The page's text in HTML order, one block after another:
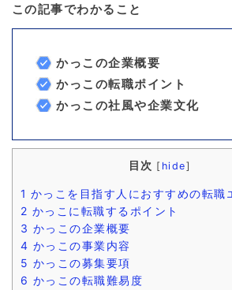
この記事でわかること
かっこの企業概要
かっこの転職ポイント
かっこの社風や企業文化
目次 [ hide]
1 かっこを目指す人におすすめの転職
2 かっこに転職するポイント
3 かっこの企業概要
4 かっこの事業内容
5 かっこの募集要項
6 かっこの転職難易度